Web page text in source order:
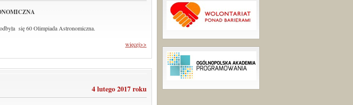
się 60 Olimpiada Astronomiczna.
więcej>>
4 lutego 2017 roku